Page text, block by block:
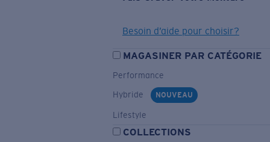
Besoin d’aide pour choisir?
MAGASINER PAR CATÉGORIE
Performance
Hybride
NOUVEAU
Lifestyle
COLLECTIONS